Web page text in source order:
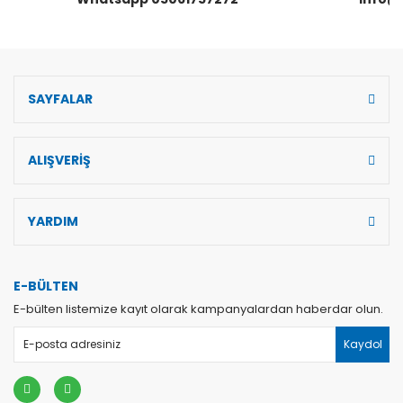
SAYFALAR
ALIŞVERİŞ
YARDIM
E-BÜLTEN
E-bülten listemize kayıt olarak kampanyalardan haberdar olun.
Kaydol